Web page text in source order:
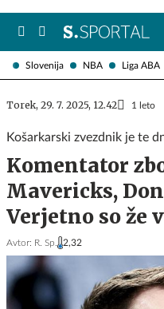
Slovenija NBA Liga ABA
Torek, 29. 7. 2025, 12.42 1 leto
Košarkarski zvezdnik je te
Komentator
Mavericks,
Verjetno so že
Avtor: R. Sp. 2,32